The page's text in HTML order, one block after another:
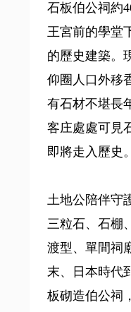
石板伯公祠約
王宮前的學堂
的歷史建築。
仰圈人口外移
有石材不堪長
客庄處處可見
即將走入歷史。
土地公陪伴守
三粒石、石棚
渡型、單間祠
末、日本時代
板砌造伯公祠